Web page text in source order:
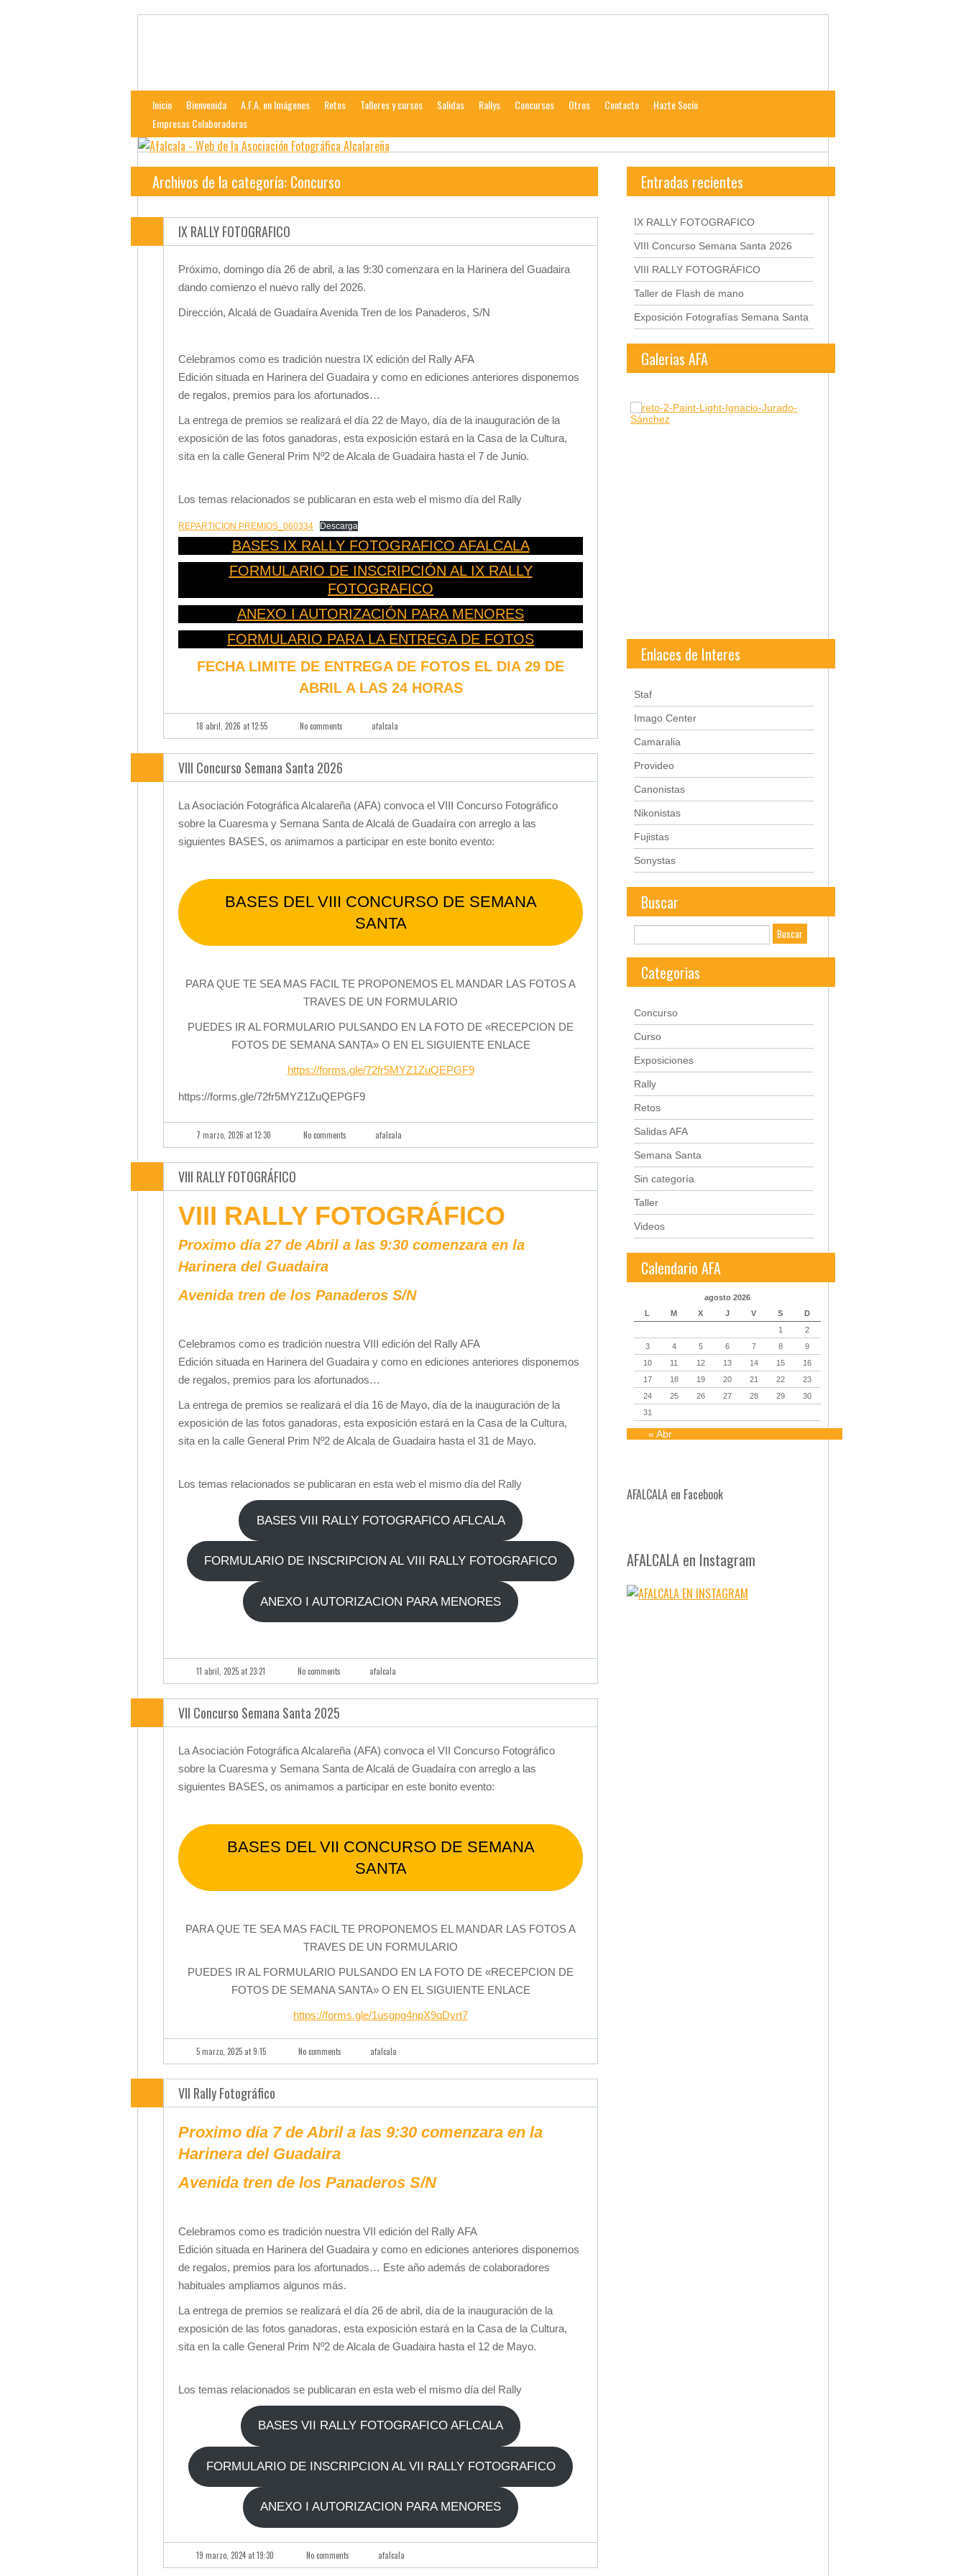
Inicio Bienvenida A.F.A. en Imágenes Retos Talleres y cursos Salidas Rallys Concursos Otros Contacto
Hazte Socío
Empresas Colaboradoras
Archivos de la categoría: Concurso
IX RALLY FOTOGRAFICO
Próximo, domingo día 26 de abril, a las 9:30 comenzara en la Harinera del Guadaira
dando comienzo el nuevo rally del 2026.
Dirección, Alcalá de Guadaíra Avenida Tren de los Panaderos, S/N
Celebramos como es tradición nuestra IX edición del Rally AFA
Edición situada en Harinera del Guadaira y como en ediciones anteriores disponemos
de regalos, premios para los afortunados…
La entrega de premios se realizará el día 22 de Mayo, día de la inauguración de la
exposición de las fotos ganadoras, esta exposición estará en la Casa de la Cultura,
sita en la calle General Prim Nº2 de Alcala de Guadaira hasta el 7 de Junio.
Los temas relacionados se publicaran en esta web el mismo día del Rally
REPARTICION PREMIOS_060334 Descarga
BASES IX RALLY FOTOGRAFICO AFALCALA
FORMULARIO DE INSCRIPCIÓN AL IX RALLY
FOTOGRAFICO
ANEXO I AUTORIZACIÓN PARA MENORES
FORMULARIO PARA LA ENTREGA DE FOTOS
FECHA LIMITE DE ENTREGA DE FOTOS EL DIA 29 DE
ABRIL A LAS 24 HORAS
18 abril, 2026 at 12:55 No comments afalcala
VIII Concurso Semana Santa 2026
La Asociación Fotográfica Alcalareña (AFA) convoca el VIII Concurso Fotográfico
sobre la Cuaresma y Semana Santa de Alcalá de Guadaíra con arreglo a las
siguientes BASES, os animamos a participar en este bonito evento:
BASES DEL VIII CONCURSO DE SEMANA
SANTA
PARA QUE TE SEA MAS FACIL TE PROPONEMOS EL MANDAR LAS FOTOS A
TRAVES DE UN FORMULARIO
PUEDES IR AL FORMULARIO PULSANDO EN LA FOTO DE «RECEPCION DE
FOTOS DE SEMANA SANTA» O EN EL SIGUIENTE ENLACE
https://forms.gle/72fr5MYZ1ZuQEPGF9
https://forms.gle/72fr5MYZ1ZuQEPGF9
7 marzo, 2026 at 12:30 No comments afalcala
VIII RALLY FOTOGRÁFICO
VIII RALLY FOTOGRÁFICO
Proximo día 27 de Abril a las 9:30 comenzara en la
Harinera del Guadaira
Avenida tren de los Panaderos S/N
Celebramos como es tradición nuestra VIII edición del Rally AFA
Edición situada en Harinera del Guadaira y como en ediciones anteriores disponemos
de regalos, premios para los afortunados…
La entrega de premios se realizará el día 16 de Mayo, día de la inauguración de la
exposición de las fotos ganadoras, esta exposición estará en la Casa de la Cultura,
sita en la calle General Prim Nº2 de Alcala de Guadaira hasta el 31 de Mayo.
Los temas relacionados se publicaran en esta web el mismo día del Rally
BASES VIII RALLY FOTOGRAFICO AFLCALA
FORMULARIO DE INSCRIPCION AL VIII RALLY FOTOGRAFICO
ANEXO I AUTORIZACION PARA MENORES
11 abril, 2025 at 23:21 No comments afalcala
VII Concurso Semana Santa 2025
La Asociación Fotográfica Alcalareña (AFA) convoca el VII Concurso Fotográfico
sobre la Cuaresma y Semana Santa de Alcalá de Guadaíra con arreglo a las
siguientes BASES, os animamos a participar en este bonito evento:
BASES DEL VII CONCURSO DE SEMANA
SANTA
PARA QUE TE SEA MAS FACIL TE PROPONEMOS EL MANDAR LAS FOTOS A
TRAVES DE UN FORMULARIO
PUEDES IR AL FORMULARIO PULSANDO EN LA FOTO DE «RECEPCION DE
FOTOS DE SEMANA SANTA» O EN EL SIGUIENTE ENLACE
https://forms.gle/1usgpg4npX9qDyrt7
5 marzo, 2025 at 9:15 No comments afalcala
VII Rally Fotográfico
Proximo día 7 de Abril a las 9:30 comenzara en la
Harinera del Guadaira
Avenida tren de los Panaderos S/N
Celebramos como es tradición nuestra VII edición del Rally AFA
Edición situada en Harinera del Guadaira y como en ediciones anteriores disponemos
de regalos, premios para los afortunados… Este año además de colaboradores
habituales ampliamos algunos más.
La entrega de premios se realizará el día 26 de abril, día de la inauguración de la
exposición de las fotos ganadoras, esta exposición estará en la Casa de la Cultura,
sita en la calle General Prim Nº2 de Alcala de Guadaira hasta el 12 de Mayo.
Los temas relacionados se publicaran en esta web el mismo día del Rally
BASES VII RALLY FOTOGRAFICO AFLCALA
FORMULARIO DE INSCRIPCION AL VII RALLY FOTOGRAFICO
ANEXO I AUTORIZACION PARA MENORES
19 marzo, 2024 at 19:30 No comments afalcala
Entradas recientes
IX RALLY FOTOGRAFICO
VIII Concurso Semana Santa 2026
VIII RALLY FOTOGRÁFICO
Taller de Flash de mano
Exposición Fotografías Semana Santa
Galerias AFA
Enlaces de Interes
Staf
Imago Center
Camaralia
Provideo
Canonistas
Nikonistas
Fujistas
Sonystas
Buscar
Categorias
Concurso
Curso
Exposiciones
Rally
Retos
Salidas AFA
Semana Santa
Sin categoría
Taller
Videos
Calendario AFA
agosto 2026
L
M X J V S
D
1
2
3
4 5 6 7 8
9
10
11 12 13 14 15
16
17
18 19 20 21 22
23
24
25 26 27 28 29
30
31
« Abr
AFALCALA en Facebook
AFALCALA en Instagram